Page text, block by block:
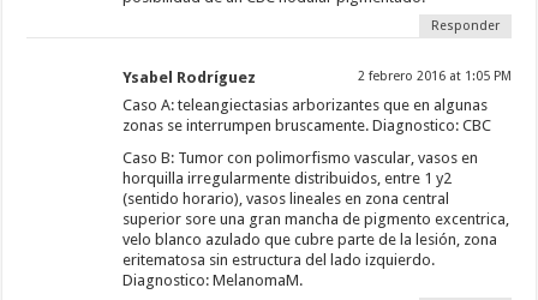
Responder
Ysabel Rodríguez 2 febrero 2016 at 1:05 PM
Caso A: teleangiectasias arborizantes que en algunas
zonas se interrumpen bruscamente. Diagnostico: CBC
Caso B: Tumor con polimorfismo vascular, vasos en
horquilla irregularmente distribuidos, entre 1 y2
(sentido horario), vasos lineales en zona central
superior sore una gran mancha de pigmento excentrica,
velo blanco azulado que cubre parte de la lesión, zona
eritematosa sin estructura del lado izquierdo.
Diagnostico: MelanomaM.